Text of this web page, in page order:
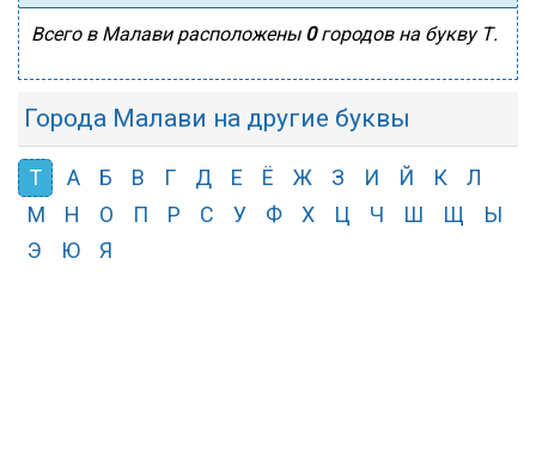
Всего в Малави расположены 0городов на букву Т.
Города Малави на другие буквы
Т А Б В Г Д Е Ё Ж З И Й К
Л
М
Н О П Р С У Ф Х Ц Ч Ш Щ
Ы
Э
Ю Я